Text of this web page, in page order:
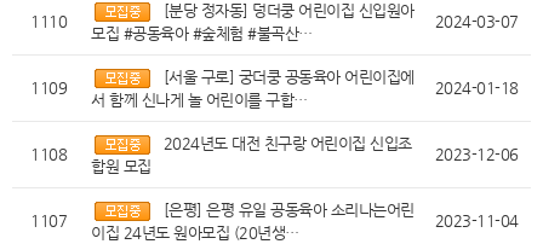
1110
[분당 정자동] 덩더쿵 어린이집 신입원아
모집 #공동육아 #숲체험 #불곡산…
2024-03-07
1109
[서울 구로] 궁더쿵 공동육아 어린이집에
서 함께 신나게 놀 어린이를 구합…
2024-01-18
1108
2024년도 대전 친구랑 어린이집 신입조
합원 모집
2023-12-06
1107
[은평] 은평 유일 공동육아 소리나는어린
이집 24년도 원아모집 (20년생…
2023-11-04